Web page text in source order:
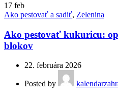
17 feb
Ako pestovať a sadiť, Zelenina
Ako pestovať kukuricu:
blokov
22. februára 2026
Posted by